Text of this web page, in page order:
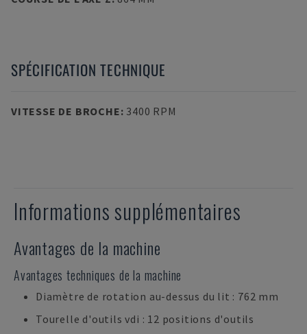
SPÉCIFICATION TECHNIQUE
VITESSE DE BROCHE: 3400 RPM
Informations supplémentaires
Avantages de la machine
Avantages techniques de la machine
Diamètre de rotation au-dessus du lit : 762 mm
Tourelle d'outils vdi : 12 positions d'outils